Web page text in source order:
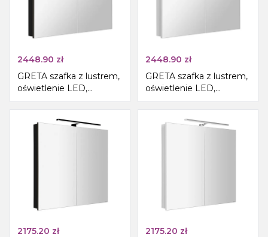
2448.90 zł
GRETA szafka z lustrem,
oświetlenie LED,
101x70x14cm, czarny
mat
2448.90 zł
GRETA szafka z lustrem,
oświetlenie LED,
101x70x14cm, biały mat
2175.20 zł
2175.20 zł